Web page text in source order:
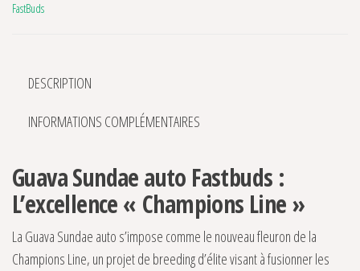
FastBuds
DESCRIPTION
INFORMATIONS COMPLÉMENTAIRES
Guava Sundae auto Fastbuds :
L’excellence « Champions Line »
La Guava Sundae auto s’impose comme le nouveau fleuron de la
Champions Line, un projet de breeding d’élite visant à fusionner les